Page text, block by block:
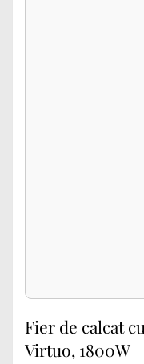
Fier de calcat
Virtuo, 1800W